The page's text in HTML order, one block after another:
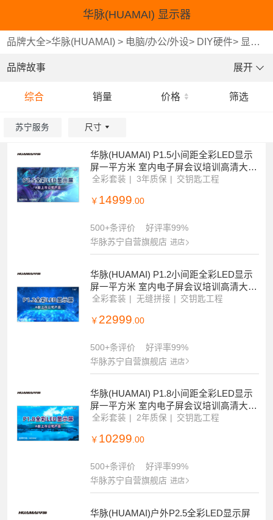
华脉(HUAMAI) 显示器
品牌大全>华脉(HUAMAI) > 电脑/办公/外设> DIY硬件> 显示器
品牌故事 展开
综合 销量 价格 筛选
苏宁服务 尺寸
确认
确认
华脉(HUAMAI) P1.5小间距全彩LED显示
屏一平方米 室内电子屏会议培训高清大屏
幕 HM-DEP1.5-N
全彩套装 3年质保 交钥匙工程
￥ 14999.00
500+条评价
好评率99%
华脉苏宁自营旗舰店 进店
华脉(HUAMAI) P1.2小间距全彩LED显示
屏一平方米 室内电子屏会议培训高清大屏
幕 HM-DEP1.2-N
全彩套装 无缝拼接 交钥匙工程
￥ 22999 .00
500+条评价
好评率99%
华脉苏宁自营旗舰店 进店
华脉(HUAMAI) P1.8小间距全彩LED显示
屏一平方米 室内电子屏会议培训高清大屏
幕 HM-DEP1.8-N
全彩套装 2年质保 交钥匙工程
￥ 10299.00
500+条评价
好评率99%
华脉苏宁自营旗舰店 进店
华脉(HUAMAI)户外P2.5全彩LED显示屏